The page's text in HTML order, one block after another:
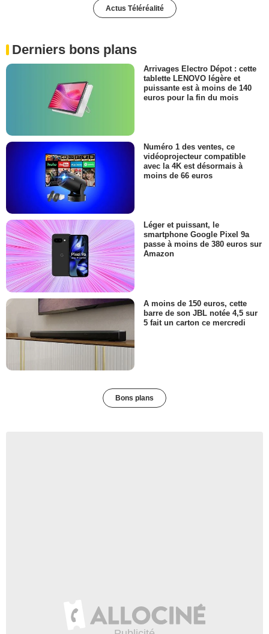
Actus Téléréalité
Derniers bons plans
Arrivages Electro Dépot : cette
tablette LENOVO légère et
puissante est à moins de 140
euros pour la fin du mois
Numéro 1 des ventes, ce
vidéoprojecteur compatible
avec la 4K est désormais à
moins de 66 euros
Léger et puissant, le
smartphone Google Pixel 9a
passe à moins de 380 euros sur
Amazon
A moins de 150 euros, cette
barre de son JBL notée 4,5 sur
5 fait un carton ce mercredi
Bons plans